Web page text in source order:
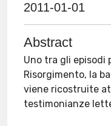
2011-01-01
Abstract
Uno tra gli episodi
Risorgimento, la
viene ricostruite
testimonianze